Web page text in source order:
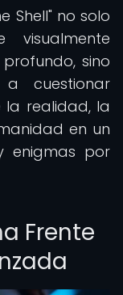
Shell" no solo
sino
cuestionar
realidad, la
en un
enigmas por
Frente